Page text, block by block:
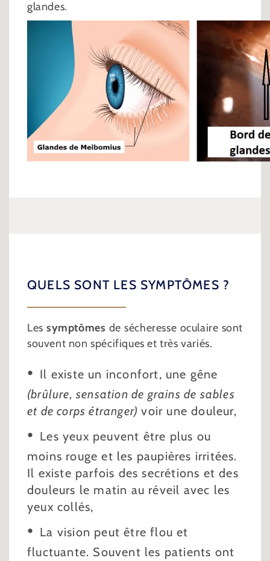
glandes.
QUELS SONT LES SYMPTÔMES ?
Lessymptômes de sécheresse oculaire sont
souvent non spécifiques et très variés.
Il existe un inconfort, une gêne
(brûlure, sensation de grains de sables
et de corps étranger)voir une douleur,
Les yeux peuvent être plus ou
moins rouge et les paupières irritées.
Il existe parfois des secrétions et des
douleurs le matin au réveil avec les
yeux collés,
La vision peut être flou et
fluctuante. Souvent les patients ont